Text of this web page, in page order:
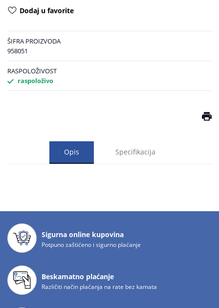
Dodaj u favorite
ŠIFRA PROIZVODA
958051
RASPOLOŽIVOST
raspoloživo
Opis Specifikacija
Sigurna online kupovina
Potpuno zaštićeno i sigurno plaćanje
Beskamatno plaćanje
Različiti način plaćanja na rate bez kamata